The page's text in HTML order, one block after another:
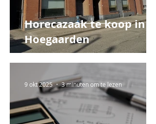
Horecazaak te koop in
Hoegaarden
9 okt 2025 3 minuten om te lezen